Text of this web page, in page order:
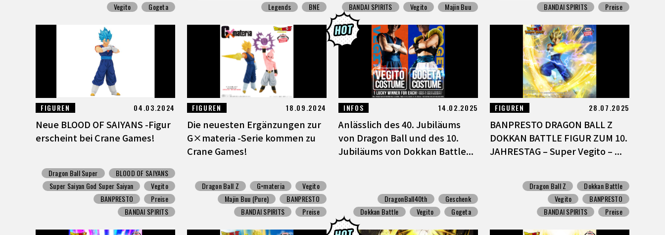
Vegito Gogeta
Legends
BNE
BANDAI SPIRITS
Vegito Majin Buu
BANDAI SPIRITS
Preise
FIGUREN 04.03.2024
Neue BLOOD OF SAIYANS -Figur
erscheint bei Crane Games!
Dragon Ball Super
BLOOD OF SAIYANS
Super Saiyan God Super Saiyan
Vegito
BANPRESTO
Preise
BANDAI SPIRITS
FIGUREN 18.09.2024
Die neuesten Ergänzungen zur
G×materia -Serie kommen zu
Crane Games!
Dragon Ball Z G×materia
Vegito
Majin Buu (Pure)
BANPRESTO
BANDAI SPIRITS
Preise
INFOS 14.02.2025
Anlässlich des 40. Jubiläums
von Dragon Ball und des 10.
Jubiläums von Dokkan Battle...
DragonBall40th
Geschenk
Dokkan Battle
Vegito Gogeta
FIGUREN 28.07.2025
BANPRESTO DRAGON BALL Z
DOKKAN BATTLE FIGUR ZUM 10.
JAHRESTAG – Super Vegito – ...
Dragon Ball Z
Dokkan Battle
Vegito
BANPRESTO
BANDAI SPIRITS
Preise